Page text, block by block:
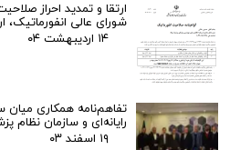
ارتقا و تمدید احراز
شورای عالی انفورماتیک،
۱۴ اردیبهشت ۰۴
تفاهم‌نامه همکاری میان
رایانه‌ای و سازمان نظام
۱۹ اسفند ۰۳